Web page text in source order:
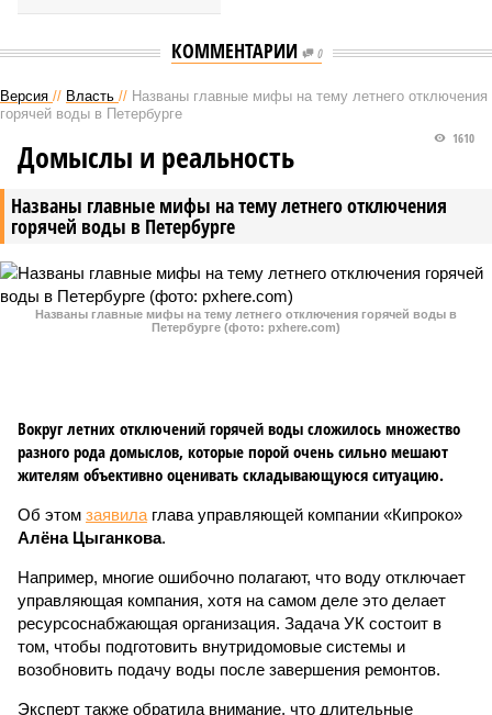
КОММЕНТАРИИ 0
Версия // Власть // Названы главные мифы на тему летнего отключения
горячей воды в Петербурге
Названы главные мифы на тему летнего отключения
горячей воды в Петербурге
1610
Домыслы и реальность
Названы главные мифы на тему летнего отключения горячей воды в
Петербурге (фото: pxhere.com)
Вокруг летних отключений горячей воды сложилось множество
разного рода домыслов, которые порой очень сильно мешают
жителям объективно оценивать складывающуюся ситуацию.
Об этом заявила глава управляющей компании «Кипроко»
Алёна Цыганкова.
Например, многие ошибочно полагают, что воду отключает
управляющая компания, хотя на самом деле это делает
ресурсоснабжающая организация. Задача УК состоит в
том, чтобы подготовить внутридомовые системы и
возобновить подачу воды после завершения ремонтов.
Эксперт также обратила внимание, что длительные